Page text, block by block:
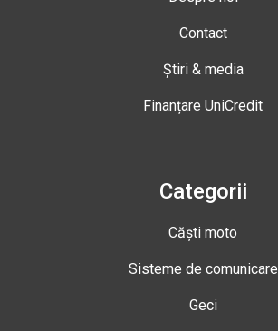
Contact
Știri & media
Finanțare UniCredit
Categorii
Căști moto
Sisteme de comunicare
Geci